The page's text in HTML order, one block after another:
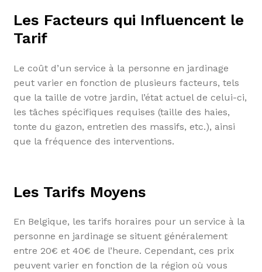
Les Facteurs qui Influencent le
Tarif
Le coût d’un service à la personne en jardinage
peut varier en fonction de plusieurs facteurs, tels
que la taille de votre jardin, l’état actuel de celui-ci,
les tâches spécifiques requises (taille des haies,
tonte du gazon, entretien des massifs, etc.), ainsi
que la fréquence des interventions.
Les Tarifs Moyens
En Belgique, les tarifs horaires pour un service à la
personne en jardinage se situent généralement
entre 20€ et 40€ de l’heure. Cependant, ces prix
peuvent varier en fonction de la région où vous